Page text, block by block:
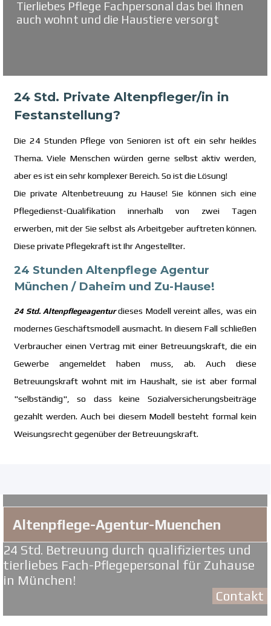
Tierliebes Pflege Fachpersonal das bei Ihnen
auch wohnt und die Haustiere versorgt
24 Std. Private Altenpfleger/in in
Festanstellung?
Die 24 Stunden Pflege von Senioren ist oft ein sehr heikles
Thema. Viele Menschen würden gerne selbst aktiv werden,
aber es ist ein sehr komplexer Bereich. So ist die Lösung!
Die private Altenbetreuung zu Hause! Sie können sich eine
Pflegedienst-Qualifikation innerhalb von zwei Tagen
erwerben, mit der Sie selbst als Arbeitgeber auftreten können.
Diese private Pflegekraft ist Ihr Angestellter.
24 Stunden Altenpflege Agentur
München / Daheim und Zu-Hause!
24 Std. Altenpflegeagenturdieses Modell vereint alles, was ein
modernes Geschäftsmodell ausmacht. In diesem Fall schließen
Verbraucher einen Vertrag mit einer Betreuungskraft, die ein
Gewerbe angemeldet haben muss, ab. Auch diese
Betreuungskraft wohnt mit im Haushalt, sie ist aber formal
"selbständig", so dass keine Sozialversicherungsbeiträge
gezahlt werden. Auch bei diesem Modell besteht formal kein
Weisungsrecht gegenüber der Betreuungskraft.
Altenpflege-Agentur-Muenchen
24 Std. Betreuung durch qualifiziertes und
tierliebes Fach-Pflegepersonal für Zuhause
in München!
Contakt